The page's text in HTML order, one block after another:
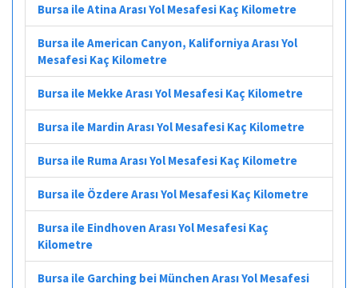
Bursa ile Atina Arası Yol Mesafesi Kaç Kilometre
Bursa ile American Canyon, Kaliforniya Arası Yol
Mesafesi Kaç Kilometre
Bursa ile Mekke Arası Yol Mesafesi Kaç Kilometre
Bursa ile Mardin Arası Yol Mesafesi Kaç Kilometre
Bursa ile Ruma Arası Yol Mesafesi Kaç Kilometre
Bursa ile Özdere Arası Yol Mesafesi Kaç Kilometre
Bursa ile Eindhoven Arası Yol Mesafesi Kaç
Kilometre
Bursa ile Garching bei München Arası Yol Mesafesi